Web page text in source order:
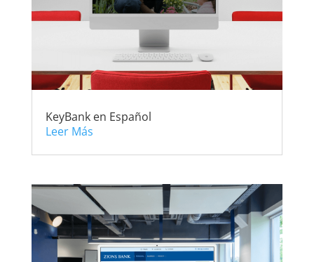
KeyBank en Español
Leer Más